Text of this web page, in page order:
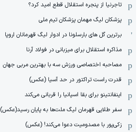
تاجرنیا از پنجره استقلال قطع امید کرد؟
پزشکان لیگ مهمان پزشکان تیم ملی
برترین گل های بارسلونا در ادوار لیگ قهرمانان اروپا
مذاکره استقلال برای میزبانی در فولاد آرنا
مصاحبه اختصاصی ورزش سه با بهترین مربی جهان
قدرت راست تراکتور در حد آسیا (عکس)
اینفانتینو برای بقا اسپانیا را قربانی می‌کند
سفر طلایی قهرمان لیگ ملت‌ها به پایان رسید(عکس)
زکی‌پور با مصدومیت دعوا می‌کند! (عکس)